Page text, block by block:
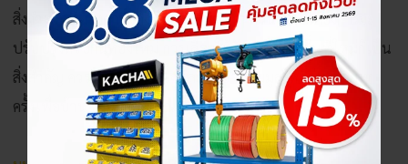
สิ่งจำเป็นที่ต้องคำนึงถึงเป็นอันดับต้น ๆ ส่วนบ้านที่ต้องการจะ
ปรับปรุงหรือกั้นห้องใหม่ การเลือกใช้วัสดุ และจัดพื้นที่ใหม่ก็เป็น
สิ่งสำคัญ ควรทำความเข้าใจและศึกษาข้อมมูลให้ดีก่อนด้วยทุก
ครั้งเพื่อบ้านแสนรักของคุณเอง ????